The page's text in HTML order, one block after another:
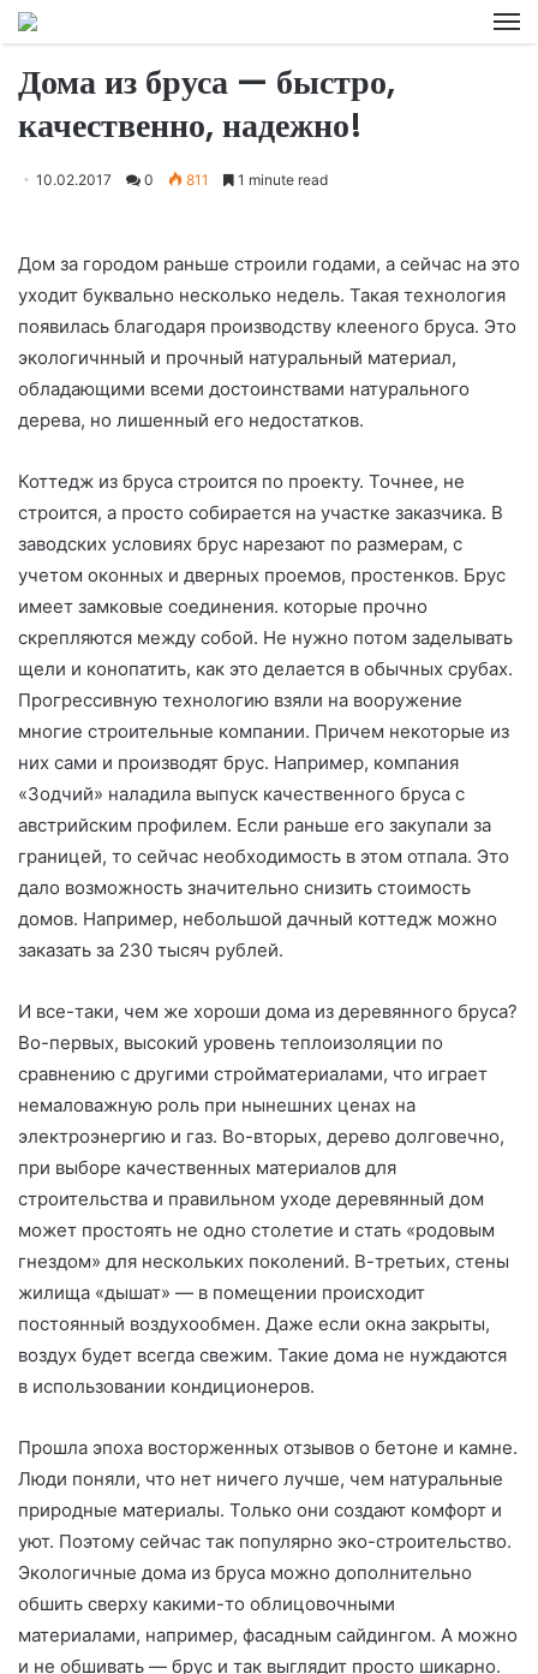
Дома из бруса — быстро,
качественно, надежно!
10.02.2017 0 811 1 minute read
Дом за городом раньше строили годами, а сейчас на это
уходит буквально несколько недель. Такая технология
появилась благодаря производству клееного бруса. Это
экологичнный и прочный натуральный материал,
обладающими всеми достоинствами натурального
дерева, но лишенный его недостатков.
Коттедж из бруса строится по проекту. Точнее, не
строится, а просто собирается на участке заказчика. В
заводских условиях брус нарезают по размерам, с
учетом оконных и дверных проемов, простенков. Брус
имеет замковые соединения. которые прочно
скрепляются между собой. Не нужно потом заделывать
щели и конопатить, как это делается в обычных срубах.
Прогрессивную технологию взяли на вооружение
многие строительные компании. Причем некоторые из
них сами и производят брус. Например, компания
«Зодчий» наладила выпуск качественного бруса с
австрийским профилем. Если раньше его закупали за
границей, то сейчас необходимость в этом отпала. Это
дало возможность значительно снизить стоимость
домов. Например, небольшой дачный коттедж можно
заказать за 230 тысяч рублей.
И все-таки, чем же хороши дома из деревянного бруса?
Во-первых, высокий уровень теплоизоляции по
сравнению с другими стройматериалами, что играет
немаловажную роль при нынешних ценах на
электроэнергию и газ. Во-вторых, дерево долговечно,
при выборе качественных материалов для
строительства и правильном уходе деревянный дом
может простоять не одно столетие и стать «родовым
гнездом» для нескольких поколений. В-третьих, стены
жилища «дышат» — в помещении происходит
постоянный воздухообмен. Даже если окна закрыты,
воздух будет всегда свежим. Такие дома не нуждаются
в использовании кондиционеров.
Прошла эпоха восторженных отзывов о бетоне и камне.
Люди поняли, что нет ничего лучше, чем натуральные
природные материалы. Только они создают комфорт и
уют. Поэтому сейчас так популярно эко-строительство.
Экологичные дома из бруса можно дополнительно
обшить сверху какими-то облицовочными
материалами, например, фасадным сайдингом. А можно
и не обшивать — брус и так выглядит просто шикарно.